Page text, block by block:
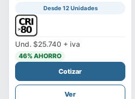
Desde 12 Unidades
Und. $25.740 + iva
46% AHORRO
Cotizar
Ver